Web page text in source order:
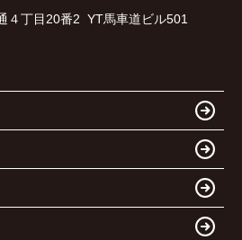
４丁目20番2 YT馬車道ビル501